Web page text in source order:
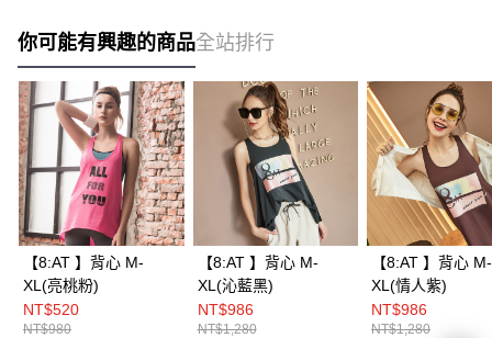
你可能有興趣的商品全站排行
【8:AT 】背心 M-
XL(亮桃粉)
NT$520
NT$980
【8:AT 】背心 M-
XL(沁藍黑)
NT$986
NT$1,280
【8:AT 】背心 M-
XL(情人紫)
NT$986
NT$1,280